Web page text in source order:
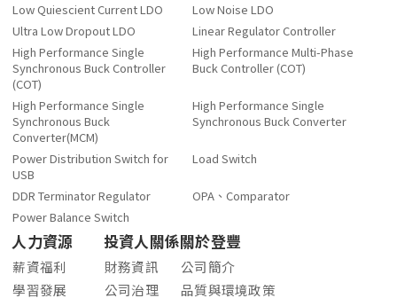
Low Quiescient Current LDO
Low Noise LDO
Ultra Low Dropout LDO
Linear Regulator Controller
High Performance Single
Synchronous Buck Controller
(COT)
High Performance Multi-Phase
Buck Controller (COT)
High Performance Single
Synchronous Buck
Converter(MCM)
High Performance Single
Synchronous Buck Converter
Power Distribution Switch for
USB
Load Switch
DDR Terminator Regulator
OPA、Comparator
Power Balance Switch
人力資源
薪資福利
學習發展
投資人關係
財務資訊
公司治理
關於登豐
公司簡介
品質與環境政策